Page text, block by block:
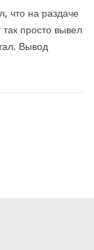
что на раздаче
просто вывел
Вывод